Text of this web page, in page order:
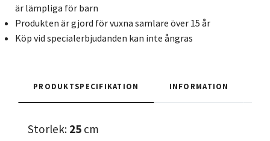
är lämpliga för barn
Produkten är gjord för vuxna samlare över 15 år
Köp vid specialerbjudanden kan inte ångras
PRODUKTSPECIFIKATION INFORMATION
Storlek: 25 cm